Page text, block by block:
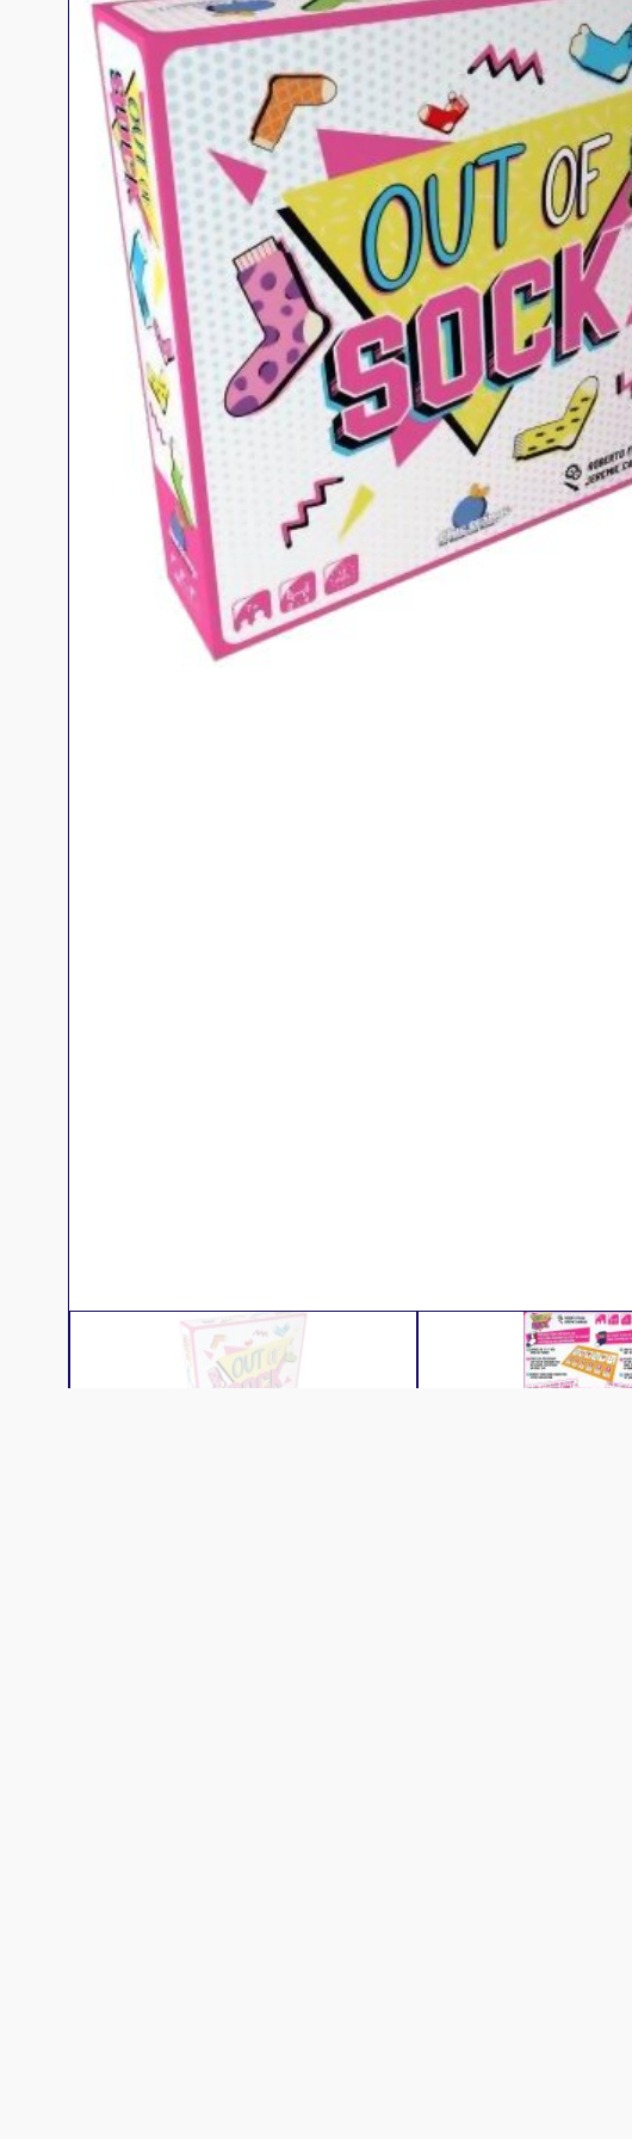
Jeux familles
Jeux initiés
Jeux experts
Jeux primés
Jeux d'ambiance
Jeu Duo